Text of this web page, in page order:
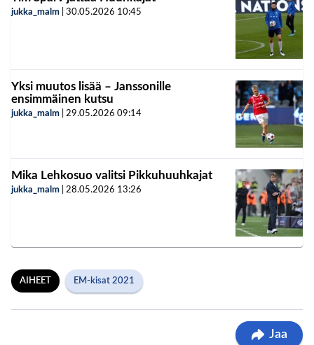
jukka_malm 30.05.2026 10:45
Yksi muutos lisää – Janssonille
ensimmäinen kutsu
jukka_malm 29.05.2026 09:14
Mika Lehkosuo valitsi Pikkuhuuhkajat
jukka_malm 28.05.2026 13:26
AIHEET EM-kisat 2021
Jaa